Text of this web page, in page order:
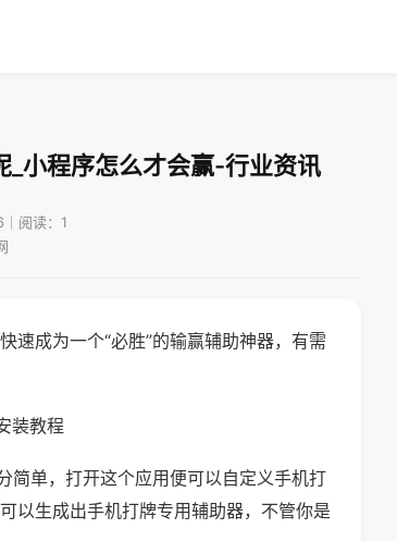
小程序怎么才会赢-行业资讯
阅读：1
速成为一个“必胜”的输赢辅助神器，有需
装教程
简单，打开这个应用便可以自定义手机打
以生成出手机打牌专用辅助器，不管你是